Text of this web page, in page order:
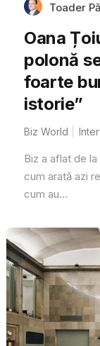
Toader
Oana
polonă
foarte
istorie”
Biz World
Biz a aflat de
cum arată azi
cum au...